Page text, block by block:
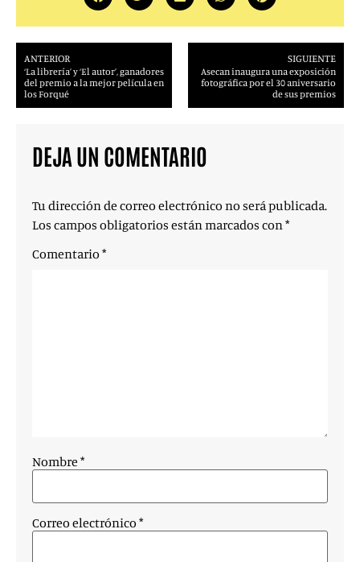
ANTERIOR
‘La librería’ y ‘El autor’, ganadores
del premio a la mejor película en
los Forqué
SIGUIENTE
Asecan inaugura una exposición
fotográfica por el 30 aniversario
de sus premios
DEJA UN COMENTARIO
Tu dirección de correo electrónico no será publicada.
Los campos obligatorios están marcados con*
Comentario *
Nombre *
Correo electrónico *